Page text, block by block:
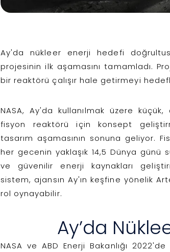
Ay'da nükleer enerji hedefi
projesinin ilk aşamasını tamamladı.
bir reaktörü çalışır hale getirmeyi
NASA, Ay'da kullanılmak üzere
fisyon reaktörü için konsept
tasarım aşamasının sonuna geliyor.
her gecenin yaklaşık 14,5 Dünya günü
ve güvenilir enerji kaynakları
sistem, ajansın Ay'ın keşfine yönelik
rol oynayabilir.
Ay’da
NASA ve ABD Enerji Bakanlığı